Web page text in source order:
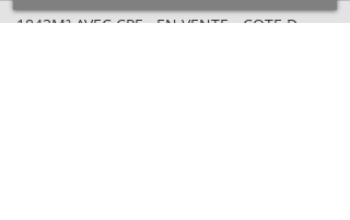
1843M² AVEC CPF - EN VENTE - COTE D